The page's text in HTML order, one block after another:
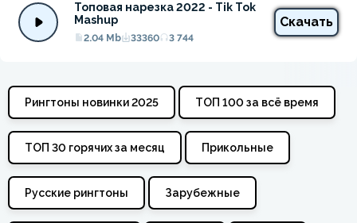
Топовая нарезка 2022 - Tik Tok
Mashup
2.04 Mb 33360 3 744
Скачать
Рингтоны новинки 2025 ТОП 100 за всё время
ТОП 30 горячих за месяц Прикольные
Русские рингтоны Зарубежные